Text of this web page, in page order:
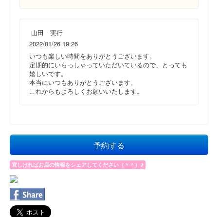
山田 実行
2022/01/26 19:26
いつも楽しい時間をありがとうございます。
定期的にいらっしゃっていただいているので、とっても
嬉しいです。
本当にいつもありがとうございます。
これからもよろしくお願いいたします。
予約する
宜しければお店の情報をシェアしてください（＾＾）♪